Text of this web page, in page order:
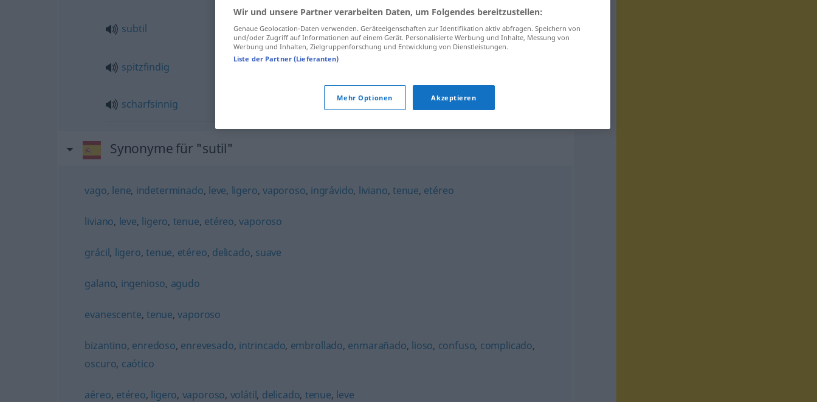
subtil sutilaroma, diferencia FIG
spitzfindig
scharfsinnig sutil(≈ agudo)
Synonyme für "sutil"
vago, lene, indeterminado, leve, ligero, vaporoso, ingrávido, liviano, tenue, etéreo
liviano, leve, ligero, tenue, etéreo,vaporoso
grácil, ligero,tenue, etéreo, delicado, suave
galano, ingenioso, agudo
evanescente, tenue,vaporoso
bizantino, enredoso, enrevesado, intrincado, embrollado, enmarañado, lioso, confuso, complicado,
oscuro, caótico
aéreo, etéreo, ligero, vaporoso, volátil, delicado, tenue, leve
Wir und unsere Partner verarbeiten Daten, um Folgendes bereitzustellen:
Genaue Geolocation-Daten verwenden. Geräteeigenschaften zur Identifikation aktiv abfragen. Speichern von
und/oder Zugriff auf Informationen auf einem Gerät. Personalisierte Werbung und Inhalte, Messung von
Werbung und Inhalten, Zielgruppenforschung und Entwicklung von Dienstleistungen.
Liste der Partner (Lieferanten)
Mehr Optionen Akzeptieren